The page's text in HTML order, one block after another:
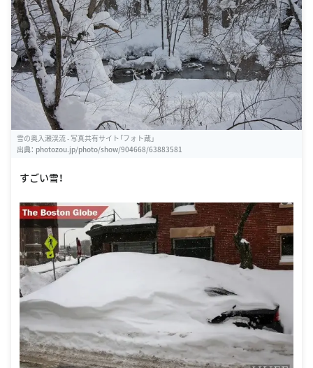
雪の奥入瀬渓流 - 写真共有サイト「フォト蔵」
出典： photozou.jp/photo/show/904668/63883581
すごい雪！